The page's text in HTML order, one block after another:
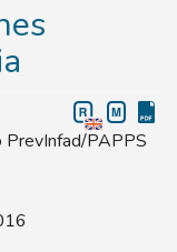
PrevInfad/PAPPS